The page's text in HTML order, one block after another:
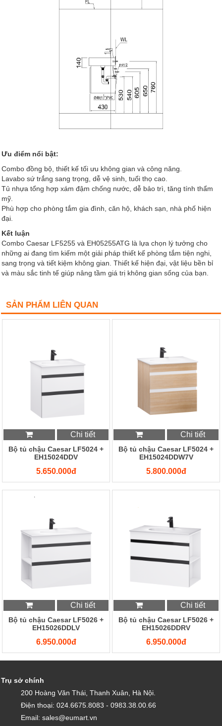
Ưu điểm nổi bật:
Combo đồng bộ, thiết kế tối ưu không gian và công năng.
Lavabo sứ trắng sang trọng, dễ vệ sinh, tuổi thọ cao.
Tủ nhựa tổng hợp xám đậm chống nước, dễ bảo trì, tăng tính thẩm
mỹ.
Phù hợp cho phòng tắm gia đình, căn hộ, khách sạn, nhà phố hiện
đại.
Kết luận
Combo Caesar LF5255 và EH05255ATG là lựa chọn lý tưởng cho
những ai đang tìm kiếm một giải pháp thiết kế phòng tắm tiện nghi,
sang trọng và tiết kiệm không gian. Thiết kế hiện đại, vật liệu bền bỉ
và màu sắc tinh tế giúp nâng tầm giá trị không gian sống của bạn.
SẢN PHẨM LIÊN QUAN
Chi tiết
Bộ tủ chậu Caesar LF5024 +
EH15024DDV
5.650.000đ
Chi tiết
Bộ tủ chậu Caesar LF5024 +
EH15024DDW7V
5.800.000đ
Chi tiết
Bộ tủ chậu Caesar LF5026 +
EH15026DDLV
6.950.000đ
Chi tiết
Bộ tủ chậu Caesar LF5026 +
EH15026DDRV
6.950.000đ
Trụ sở chính
200 Hoàng Văn Thái, Thanh Xuân, Hà Nội.
Điện thoại: 024.6675.8083 - 0983.38.00.66
Email: sales@eumart.vn